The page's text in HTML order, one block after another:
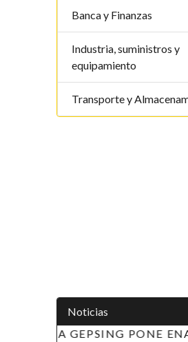
Banca y Finanzas
Industria, suministros y
equipamiento
Transporte y
Noticias
APOYO A LAS